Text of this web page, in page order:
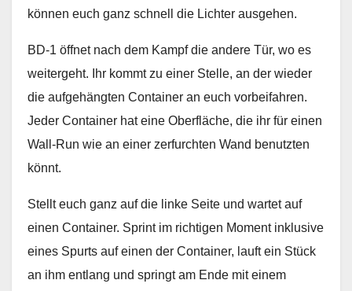
können euch ganz schnell die Lichter ausgehen.
BD-1 öffnet nach dem Kampf die andere Tür, wo es
weitergeht. Ihr kommt zu einer Stelle, an der wieder
die aufgehängten Container an euch vorbeifahren.
Jeder Container hat eine Oberfläche, die ihr für einen
Wall-Run wie an einer zerfurchten Wand benutzten
könnt.
Stellt euch ganz auf die linke Seite und wartet auf
einen Container. Sprint im richtigen Moment inklusive
eines Spurts auf einen der Container, lauft ein Stück
an ihm entlang und springt am Ende mit einem